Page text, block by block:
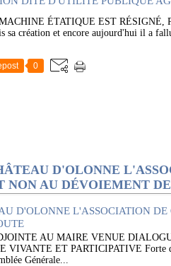
ÉTATIQUE EST RÉSIGNÉ,
sa création et encore aujourd'hui il a
0
D'OLONNE
NON AU DÉVOIEMENT
AU MAIRE VENUE
ET PARTICIPATIVE Forte
Générale...